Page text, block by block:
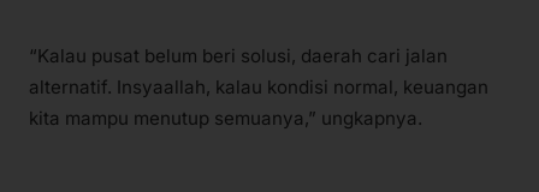
“Kalau pusat belum beri solusi, daerah cari jalan
alternatif. Insyaallah, kalau kondisi normal, keuangan
kita mampu menutup semuanya,” ungkapnya.